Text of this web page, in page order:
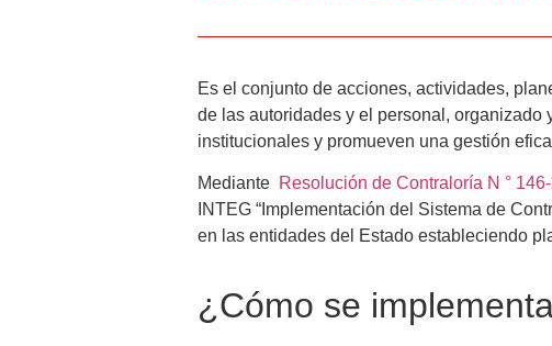
Es el conjunto de acciones, actividades,
de las autoridades y el personal,
institucionales y promueven una gestión
Mediante Resolución de Contraloría N °
INTEG “Implementación del Sistema de
en las entidades del Estado estableciendo
¿Cómo se